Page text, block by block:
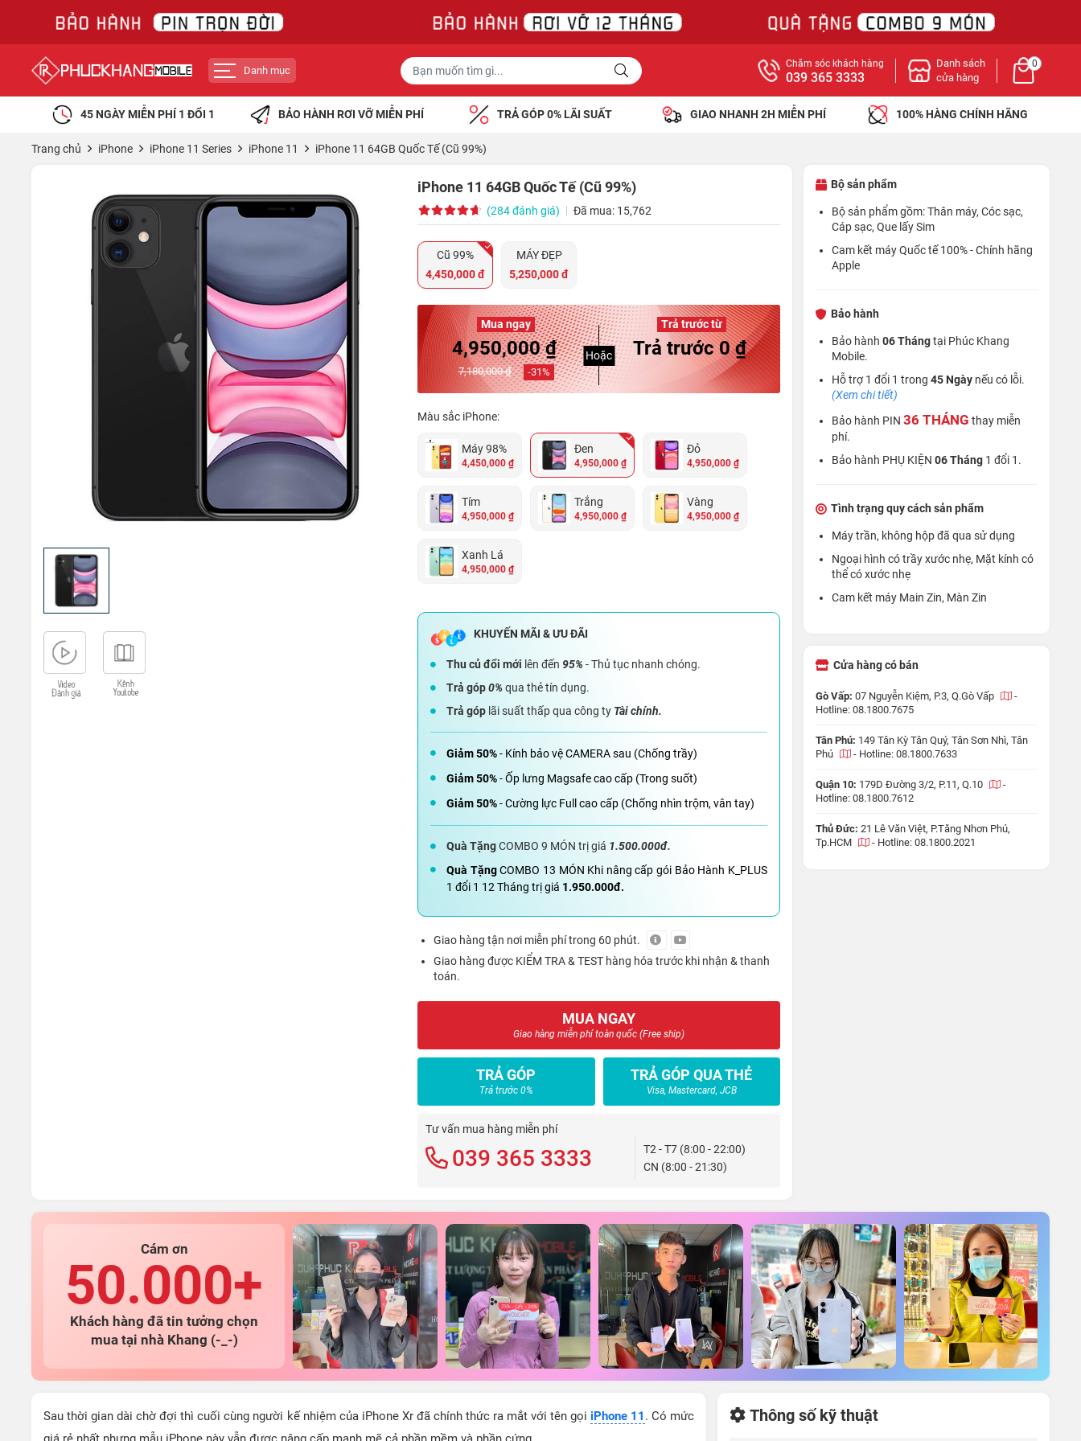
Danh mục
Chăm sóc khách hàng
039 365 3333
Danh sách
cửa hàng
0
45 NGÀY MIỄN PHÍ 1 ĐỔI 1 BẢO HÀNH RƠI VỠ MIỄN PHÍ TRẢ GÓP 0% LÃI SUẤT GIAO NHANH 2H MIỄN PHÍ 100% HÀNG CHÍNH HÃNG
Trang chủ iPhone iPhone 11 Series iPhone 11 iPhone 11 64GB Quốc Tế (Cũ 99%)
iPhone 11 64GB Quốc Tế (Cũ 99%)
(284 đánh giá) Đã mua: 15,762
Cũ 99%
4,450,000 đ
MÁY ĐẸP
5,250,000 đ
Mua ngay
4,950,000 ₫
7,180,000 ₫ -31%
Hoặc
Trả trước từ
Trả trước 0 ₫
Màu sắc iPhone:
Máy 98%
4,450,000 ₫
Đen
4,950,000 ₫
Đỏ
4,950,000 ₫
Tím
4,950,000 ₫
Trắng
4,950,000 ₫
Vàng
4,950,000 ₫
Xanh Lá
4,950,000 ₫
Thu củ đổi mới lên đến 95%- Thủ tục nhanh chóng.
Trả góp0%qua thẻ tín dụng.
Trả góp lãi suất thấp qua công ty Tài chính.
Giảm 50%- Kính bảo vệ CAMERA sau (Chống trầy)
Giảm 50%- Ốp lưng Magsafe cao cấp (Trong suốt)
Giảm 50%- Cường lực Full cao cấp (Chống nhìn trộm, vân tay)
Quà TặngCOMBO 9 MÓN trị giá 1.500.000đ.
Quà TặngCOMBO 13 MÓN Khi nâng cấp gói Bảo Hành K_PLUS
1 đổi 1 12 Tháng trị giá 1.950.000đ.
Giao hàng tận nơi miễn phí trong 60 phút.
Giao hàng được KIỂM TRA & TEST hàng hóa trước khi nhận & thanh
toán.
MUA NGAY
Giao hàng miễn phí toàn quốc (Free ship)
TRẢ GÓP
Trả trước 0%
TRẢ GÓP QUA THẺ
Visa, Mastercard, JCB
Tư vấn mua hàng miễn phí
039 365 3333
T2 - T7 (8:00 - 22:00)
CN (8:00 - 21:30)
Bộ sản phẩm
Bộ sản phẩm gồm: Thân máy, Cóc sạc,
Cáp sạc, Que lấy Sim
Cam kết máy Quốc tế 100% - Chính hãng
Apple
Bảo hành
Bảo hành 06 Thángtại Phúc Khang
Mobile.
Hỗ trợ 1 đổi 1 trong 45 Ngày nếu có lỗi.
(Xem chi tiết)
Bảo hành PIN 36 THÁNG thay miễn
phí.
Bảo hành PHỤ KIỆN 06 Tháng 1 đổi 1.
Tình trạng quy cách sản phẩm
Máy trần, không hộp đã qua sử dụng
Ngoại hình có trầy xước nhẹ, Mặt kính có
thể có xước nhẹ
Cam kết máy Main Zin, Màn Zin
Cửa hàng có bán
Gò Vấp: 07 Nguyễn Kiệm, P.3, Q.Gò Vấp
-
Hotline: 08.1800.7675
Tân Phú: 149 Tân Kỳ Tân Quý, Tân Sơn Nhì, Tân
Phú
- Hotline: 08.1800.7633
Quận 10: 179D Đường 3/2, P.11, Q.10
-
Hotline: 08.1800.7612
Thủ Đức: 21 Lê Văn Việt, P.Tăng Nhơn Phú,
Tp.HCM
- Hotline: 08.1800.2021
Cám ơn
50.000+
Khách hàng đã tin tưởng chọn
mua tại nhà Khang (-_-)
Sau thời gian dài chờ đợi thì cuối cùng người kế nhiệm của iPhone Xr đã chính thức ra mắt với tên gọi iPhone 11 . Có mức
Thông số kỹ thuật